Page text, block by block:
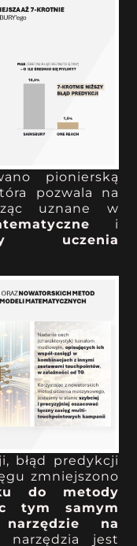
pionierską
pozwala na
uznane w
i
uczenia
błąd predykcji
zmniejszono
do metody
tym samym
na
narzędzia jest